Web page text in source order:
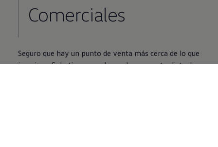
Comerciales
Seguro que hay un punto de venta más cerca de lo que
imaginas. Solo tienes que buscarlo en nuestra lista de